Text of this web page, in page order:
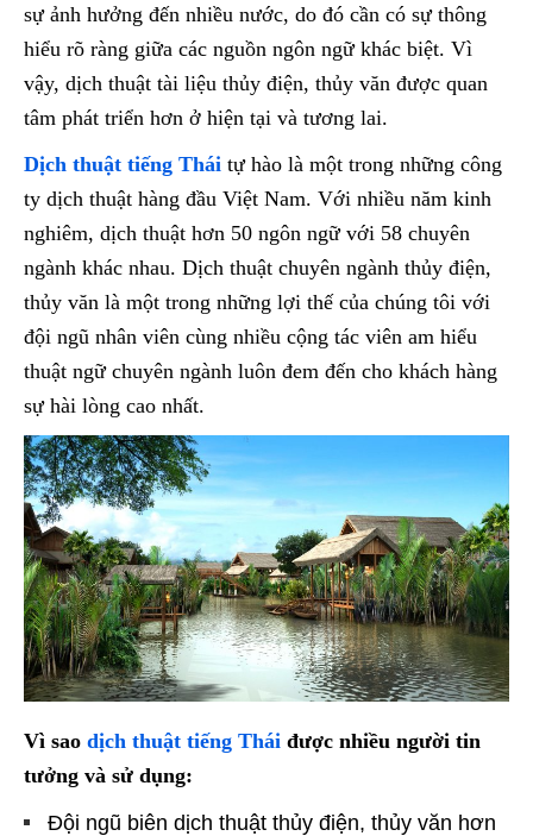
sự ảnh hưởng đến nhiều nước, do đó cần có sự thông
hiểu rõ ràng giữa các nguồn ngôn ngữ khác biệt. Vì
vậy, dịch thuật tài liệu thủy điện, thủy văn được quan
tâm phát triển hơn ở hiện tại và tương lai.
Dịch thuật tiếng Thái tự hào là một trong những công
ty dịch thuật hàng đầu Việt Nam. Với nhiều năm kinh
nghiêm, dịch thuật hơn 50 ngôn ngữ với 58 chuyên
ngành khác nhau. Dịch thuật chuyên ngành thủy điện,
thủy văn là một trong những lợi thế của chúng tôi với
đội ngũ nhân viên cùng nhiều cộng tác viên am hiểu
thuật ngữ chuyên ngành luôn đem đến cho khách hàng
sự hài lòng cao nhất.
Vì sao dịch thuật tiếng Thái được nhiều người tin
tưởng và sử dụng:
Đội ngũ biên dịch thuật thủy điện, thủy văn hơn